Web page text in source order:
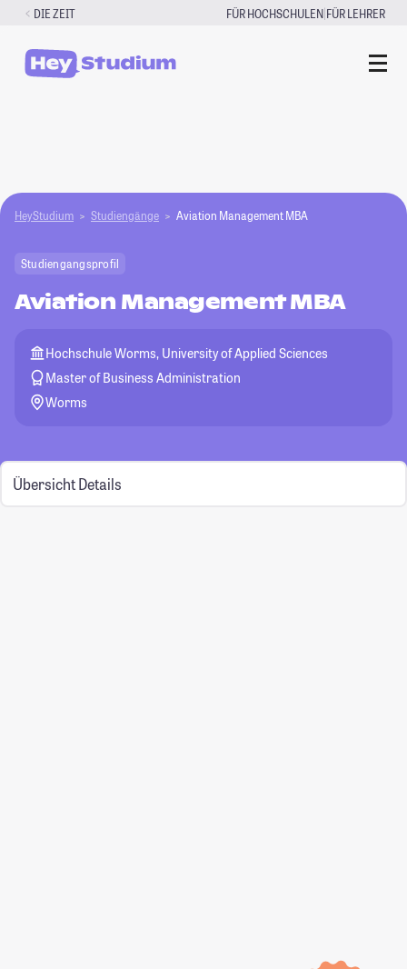
Zum
springen
DIE ZEIT FÜR HOCHSCHULEN|FÜR LEHRER
HeyStudium Studiengänge Aviation Management MBA
Studiengangsprofil
Aviation Management MBA
Hochschule Worms, University of Applied Sciences
Master of Business Administration
Worms
Übersicht Details